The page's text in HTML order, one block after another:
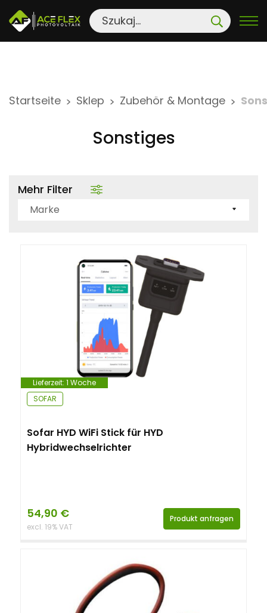
Startseite > Sklep > Zubehör & Montage >
Sonstiges
Marke
Mehr Filter
Lieferzeit: 1 Woche
SOFAR
Sofar HYD WiFi Stick für HYD
Hybridwechselrichter
54,90 €
excl. 19% VAT
Produkt anfragen